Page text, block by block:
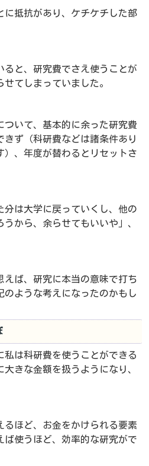
に抵抗があり、ケチケチした部
ると、研究費でさえ使うことが
てしまっていました。
ついて、基本的に余った研究費
きず（科研費などは諸条件あり
）、年度が替わるとリセットさ
分は大学に戻っていくし、他の
から、余らせてもいいや」、
えば、研究に本当の意味で打ち
のような考えになったのかもし
私は科研費を使うことができる
きな金額を扱うようになり、
るほど、お金をかけられる要素
ば使うほど、効率的な研究がで